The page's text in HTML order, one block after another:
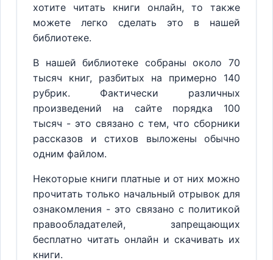
хотите читать книги онлайн, то также
можете легко сделать это в нашей
библиотеке.
В нашей библиотеке собраны около 70
тысяч книг, разбитых на примерно 140
рубрик. Фактически различных
произведений на сайте порядка 100
тысяч - это связано с тем, что сборники
рассказов и стихов выложены обычно
одним файлом.
Некоторые книги платные и от них можно
прочитать только начальный отрывок для
ознакомления - это связано с политикой
правообладателей, запрещающих
бесплатно читать онлайн и скачивать их
книги.